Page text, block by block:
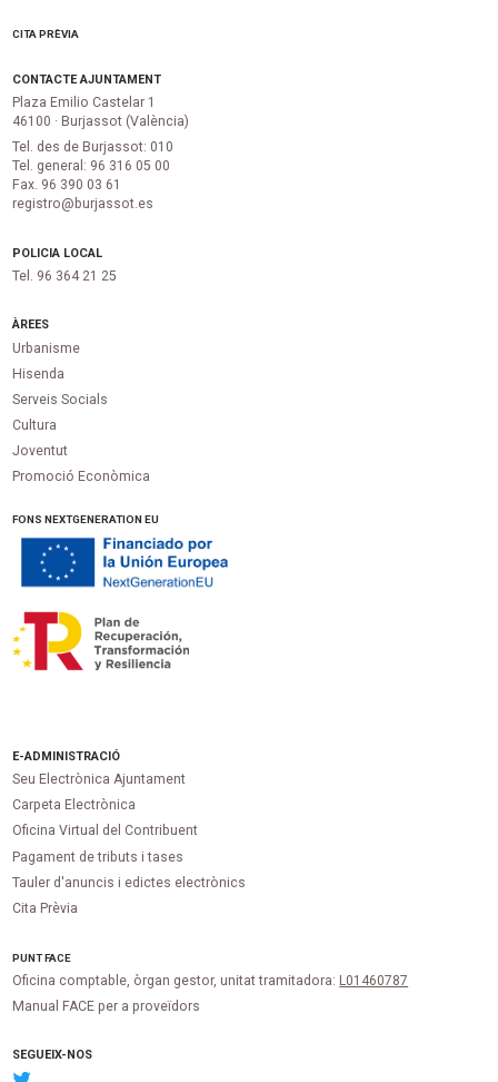
CITA PRÈVIA
CONTACTE AJUNTAMENT
Plaza Emilio Castelar 1
46100 · Burjassot (València)
Tel. des de Burjassot: 010
Tel. general: 96 316 05 00
Fax. 96 390 03 61
registro@burjassot.es
POLICIA LOCAL
Tel. 96 364 21 25
ÀREES
Urbanisme
Hisenda
Serveis Socials
Cultura
Joventut
Promoció Econòmica
FONS NEXTGENERATION EU
E-ADMINISTRACIÓ
Seu Electrònica Ajuntament
Carpeta Electrònica
Oficina Virtual del Contribuent
Pagament de tributs i tases
Tauler d'anuncis i edictes electrònics
Cita Prèvia
PUNTFACE
Oficina comptable, òrgan gestor, unitat tramitadora: L01460787
Manual FACE per a proveïdors
SEGUEIX-NOS